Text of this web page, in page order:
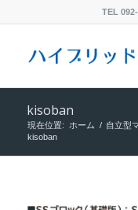
TEL
kisoban
現在位置: ホーム / 自立型
kisoban